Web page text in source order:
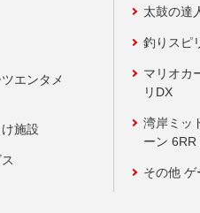
エンタメ
施設
太鼓の達
釣りスピ
マリオカ
リDX
湾岸ミッ
ーン 6RR
その他